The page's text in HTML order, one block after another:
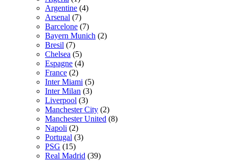
Argentine (4)
Arsenal (7)
Barcelone (7)
Bayern Munich (2)
Bresil (7)
Chelsea (5)
Espagne (4)
France (2)
Inter Miami (5)
Inter Milan (3)
Liverpool (3)
Manchester City (2)
Manchester United (8)
Napoli (2)
Portugal (3)
PSG (15)
Real Madrid (39)